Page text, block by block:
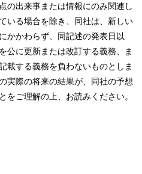
の出来事または情報にのみ関連し
いる場合を除き、同社は、新しい
かかわらず、同記述の発表日以
公に更新または改訂する義務、ま
載する義務を負わないものとしま
実際の将来の結果が、同社の予想
をご理解の上、お読みください。